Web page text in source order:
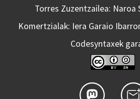
Torres Zuzentzailea: Naroa
Komertzialak: Iera Garaio
Codesyntaxek